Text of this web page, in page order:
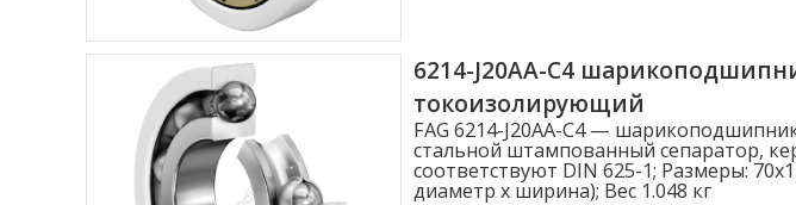
6214-J20AA-C4
токоизолирующий
FAG 6214-J20AA-C4 —
стальной штампованный сепаратор,
соответствуют DIN 625-1; Размеры:
диаметр x ширина); Вес 1.048 кг